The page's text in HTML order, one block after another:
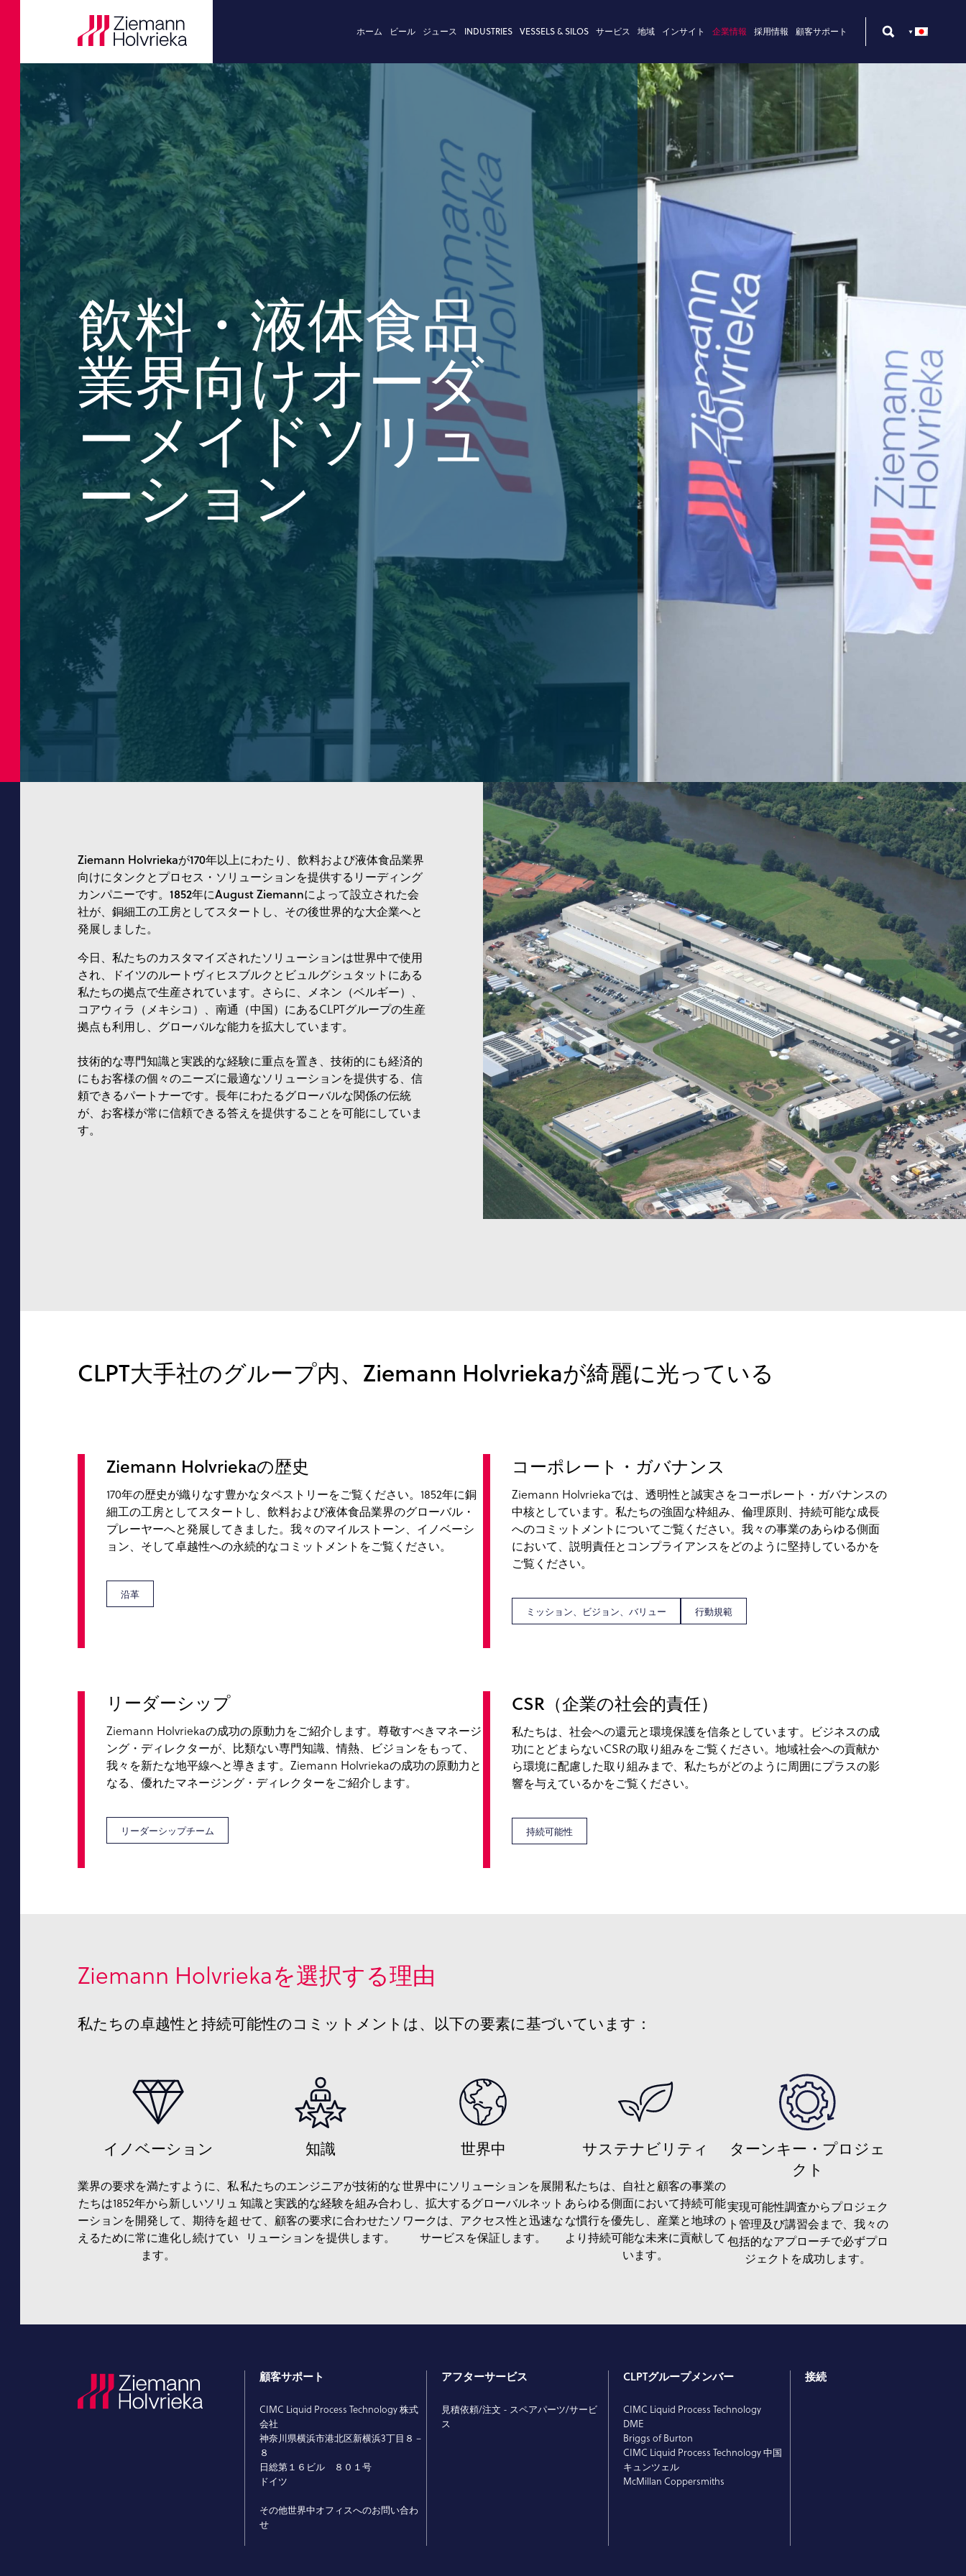
ホーム ビール
Butterfly膜式マッシュフィルター
Colibriマッシュ・アジテーター
Dragonflyチャンバー・マッシュ・フィルタ
ー
Lotusラウター・タン
Nessie
連続マッシュフィルターシステム
Shark 内部麦汁ボイラー
T-Rexミリングユニット
Wortex
ワールプール
バブルボイル
コールドブロックの工程技術
酵母管理
タンク
マイタンク・コンフィギュレーター
エリクサー
改造
ジーマンアナリティクス
ジュース
ジュース用タンク設計
船舶輸送システム
ターンキー・プロジェクト
INDUSTRIES
ビール
飲料製造ソリューション
ジュース
ニュー・フード
乳製品
蒸留工程
化学物質
Bulk Handling
Food Processing
Pharmaceuticals
Petrochemicals
VESSELS & SILOS
Silos
Special Vessels
Pressure Vessels
Storage Tanks
Process Tanks
サービス
研究開発
デジタルト変革
ターンキー・プロジェクト
改造
エンジニアリング
品質保証及び品質証明書
アフターセールス
マイタンク・コンフィギュレーター
地域
ヨーロッパ
アフリカ
カンボジア
北米
インサイト
実績の事例
ニュース
イベント
ダウンロード
企業情報
企業情報
コーポレート・アイデンティティ
沿革
役員のチーム
行動基準
公益通報者保護法
組織概要
企業理念
サステナビリティ
採用情報
現在の空席状況
製品の技術設計者
システム設計技術者
コンピューター科学専門家
金属建設設計者
顧客サポート
飲料・液体食品
業界向けオーダ
ーメイドソリュ
ーション
Ziemann Holvriekaが170年以上にわたり、飲料および液体食品業界
向けにタンクとプロセス・ソリューションを提供するリーディング
カンパニーです。1852年にAugust Ziemannによって設立された会
社が、銅細工の工房としてスタートし、その後世界的な大企業へと
発展しました。
今日、私たちのカスタマイズされたソリューションは世界中で使用
され、ドイツのルートヴィヒスブルクとビュルグシュタットにある
私たちの拠点で生産されています。さらに、メネン（ベルギー）、
コアウィラ（メキシコ）、南通（中国）にあるCLPTグループの生産
拠点も利用し、グローバルな能力を拡大しています。
技術的な専門知識と実践的な経験に重点を置き、技術的にも経済的
にもお客様の個々のニーズに最適なソリューションを提供する、信
頼できるパートナーです。長年にわたるグローバルな関係の伝統
が、お客様が常に信頼できる答えを提供することを可能にしていま
す。
CLPT大手社のグループ内、Ziemann Holvriekaが綺麗に光っている
Ziemann Holvriekaの歴史
170年の歴史が織りなす豊かなタペストリーをご覧ください。1852年に銅
細工の工房としてスタートし、飲料および液体食品業界のグローバル・
プレーヤーへと発展してきました。我々のマイルストーン、イノベーシ
ョン、そして卓越性への永続的なコミットメントをご覧ください。
沿革
コーポレート・ガバナンス
Ziemann Holvriekaでは、透明性と誠実さをコーポレート・ガバナンスの
中核としています。私たちの強固な枠組み、倫理原則、持続可能な成長
へのコミットメントについてご覧ください。我々の事業のあらゆる側面
において、説明責任とコンプライアンスをどのように堅持しているかを
ご覧ください。
ミッション、ビジョン、バリュー 行動規範
リーダーシップ
Ziemann Holvriekaの成功の原動力をご紹介します。尊敬すべきマネージ
ング・ディレクターが、比類ない専門知識、情熱、ビジョンをもって、
我々を新たな地平線へと導きます。Ziemann Holvriekaの成功の原動力と
なる、優れたマネージング・ディレクターをご紹介します。
リーダーシップチーム
CSR（企業の社会的責任）
私たちは、社会への還元と環境保護を信条としています。ビジネスの成
功にとどまらないCSRの取り組みをご覧ください。地域社会への貢献か
ら環境に配慮した取り組みまで、私たちがどのように周囲にプラスの影
響を与えているかをご覧ください。
持続可能性
Ziemann Holvriekaを選択する理由
私たちの卓越性と持続可能性のコミットメントは、以下の要素に基づいています：
イノベーション
業界の要求を満たすように、私
たちは1852年から新しいソリュ
ーションを開発して、期待を超
えるために常に進化し続けてい
ます。
知識
私たちのエンジニアが技術的な
知識と実践的な経験を組み合わ
せて、顧客の要求に合わせたソ
リューションを提供します。
世界中
世界中にソリューションを展開
し、拡大するグローバルネット
ワークは、アクセス性と迅速な
サービスを保証します。
サステナビリティ
私たちは、自社と顧客の事業の
あらゆる側面において持続可能
な慣行を優先し、産業と地球の
より持続可能な未来に貢献して
います。
ターンキー・プロジェ
クト
実現可能性調査からプロジェク
ト管理及び講習会まで、我々の
包括的なアプローチで必ずプロ
ジェクトを成功します。
顧客サポート
CIMC Liquid Process Technology 株式
会社
神奈川県横浜市港北区新横浜3丁目８－
８
日総第１６ビル ８０１号
ドイツ
その他世界中オフィスへのお問い合わ
せ
アフターサービス
見積依頼/注文 - スペアパーツ/サービ
ス
CLPTグループメンバー
CIMC Liquid Process Technology
DME
Briggs of Burton
CIMC Liquid Process Technology 中国
キュンツェル
McMillan Coppersmiths
接続